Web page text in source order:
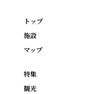
トップ
施設
マップ
特集
観光